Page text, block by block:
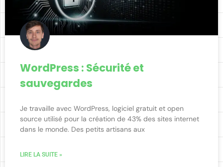
WordPress : Sécurité et
sauvegardes
Je travaille avec WordPress, logiciel gratuit et open
source utilisé pour la création de 43% des sites internet
dans le monde. Des petits artisans aux
LIRE LA SUITE »